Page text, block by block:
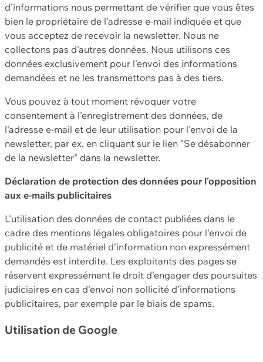
d'informations nous permettant de vérifier que vous êtes
bien le propriétaire de l'adresse e-mail indiquée et que
vous acceptez de recevoir la newsletter. Nous ne
collectons pas d'autres données. Nous utilisons ces
données exclusivement pour l'envoi des informations
demandées et ne les transmettons pas à des tiers.
Vous pouvez à tout moment révoquer votre
consentement à l'enregistrement des données, de
l'adresse e-mail et de leur utilisation pour l'envoi de la
newsletter, par ex. en cliquant sur le lien "Se désabonner
de la newsletter" dans la newsletter.
Déclaration de protection des données pour l'opposition
aux e-mails publicitaires
L'utilisation des données de contact publiées dans le
cadre des mentions légales obligatoires pour l'envoi de
publicité et de matériel d'information non expressément
demandés est interdite. Les exploitants des pages se
réservent expressément le droit d'engager des poursuites
judiciaires en cas d'envoi non sollicité d'informations
publicitaires, par exemple par le biais de spams.
Utilisation de Google